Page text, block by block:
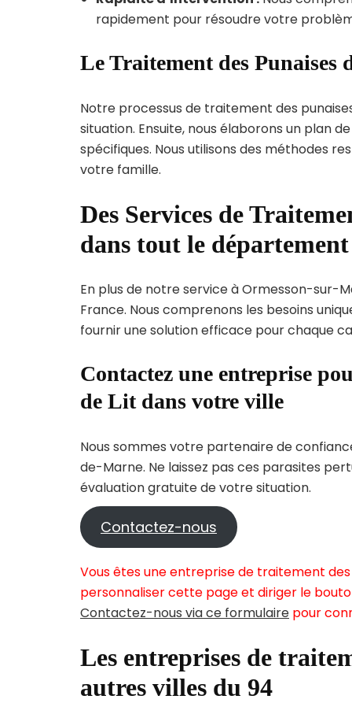
rapidement pour résoudre votre
Le Traitement des Punaises
Notre processus de traitement des
situation. Ensuite, nous élaborons un plan
spécifiques. Nous utilisons des méthodes
votre famille.
Des Services de
dans tout le
En plus de notre service à Ormesson-sur-
France. Nous comprenons les besoins
fournir une solution efficace pour chaque
Contactez une entreprise
de Lit dans votre ville
Nous sommes votre partenaire de
de-Marne. Ne laissez pas ces parasites
évaluation gratuite de votre situation.
Contactez-nous
Vous êtes une entreprise de traitement
personnaliser cette page et diriger le
Contactez-nous via ce formulaire pour
Les entreprises de
autres villes du 94